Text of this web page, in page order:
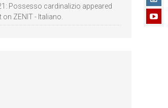
Possesso cardinalizio appeared
on ZENIT - Italiano.